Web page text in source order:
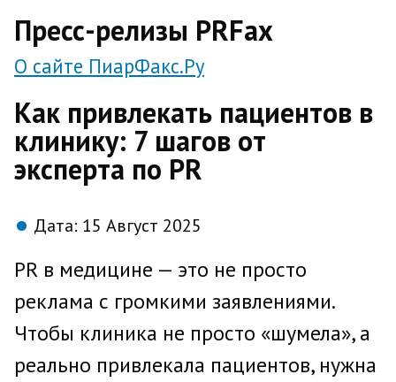
Пресс-релизы PRFax
О сайте ПиарФакс.Ру
Как привлекать пациентов в
клинику: 7 шагов от
эксперта по PR
Дата: 15 Август 2025
PR в медицине — это не просто
реклама с громкими заявлениями.
Чтобы клиника не просто «шумела», а
реально привлекала пациентов, нужна